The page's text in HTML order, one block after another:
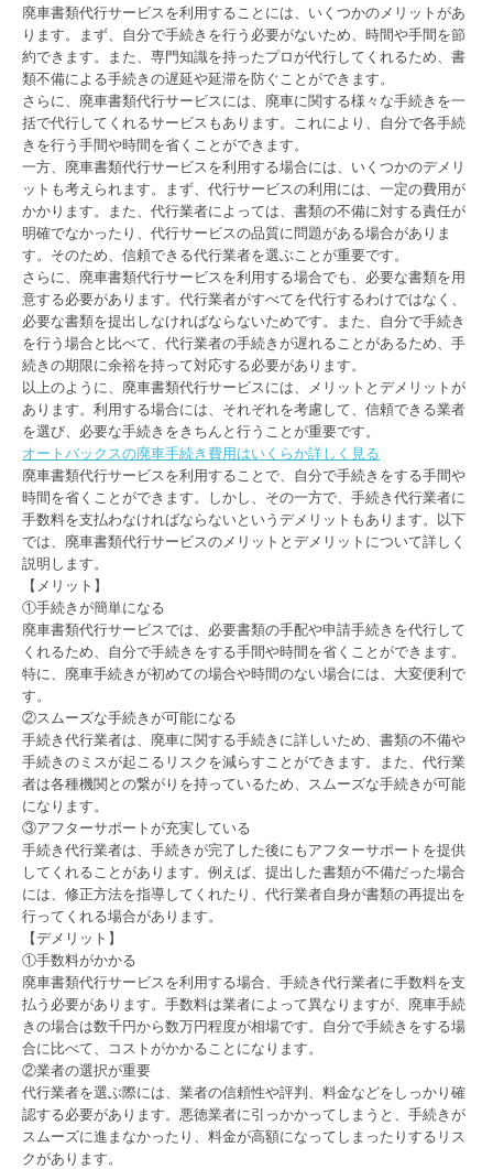
廃車書類代行サービスを利用することには、いくつかのメリットがあ
ります。まず、自分で手続きを行う必要がないため、時間や手間を節
約できます。また、専門知識を持ったプロが代行してくれるため、書
類不備による手続きの遅延や延滞を防ぐことができます。
さらに、廃車書類代行サービスには、廃車に関する様々な手続きを一
括で代行してくれるサービスもあります。これにより、自分で各手続
きを行う手間や時間を省くことができます。
一方、廃車書類代行サービスを利用する場合には、いくつかのデメリ
ットも考えられます。まず、代行サービスの利用には、一定の費用が
かかります。また、代行業者によっては、書類の不備に対する責任が
明確でなかったり、代行サービスの品質に問題がある場合がありま
す。そのため、信頼できる代行業者を選ぶことが重要です。
さらに、廃車書類代行サービスを利用する場合でも、必要な書類を用
意する必要があります。代行業者がすべてを代行するわけではなく、
必要な書類を提出しなければならないためです。また、自分で手続き
を行う場合と比べて、代行業者の手続きが遅れることがあるため、手
続きの期限に余裕を持って対応する必要があります。
以上のように、廃車書類代行サービスには、メリットとデメリットが
あります。利用する場合には、それぞれを考慮して、信頼できる業者
を選び、必要な手続きをきちんと行うことが重要です。
オートバックスの廃車手続き費用はいくらか詳しく見る
廃車書類代行サービスを利用することで、自分で手続きをする手間や
時間を省くことができます。しかし、その一方で、手続き代行業者に
手数料を支払わなければならないというデメリットもあります。以下
では、廃車書類代行サービスのメリットとデメリットについて詳しく
説明します。
【メリット】
①手続きが簡単になる
廃車書類代行サービスでは、必要書類の手配や申請手続きを代行して
くれるため、自分で手続きをする手間や時間を省くことができます。
特に、廃車手続きが初めての場合や時間のない場合には、大変便利で
す。
②スムーズな手続きが可能になる
手続き代行業者は、廃車に関する手続きに詳しいため、書類の不備や
手続きのミスが起こるリスクを減らすことができます。また、代行業
者は各種機関との繋がりを持っているため、スムーズな手続きが可能
になります。
③アフターサポートが充実している
手続き代行業者は、手続きが完了した後にもアフターサポートを提供
してくれることがあります。例えば、提出した書類が不備だった場合
には、修正方法を指導してくれたり、代行業者自身が書類の再提出を
行ってくれる場合があります。
【デメリット】
①手数料がかかる
廃車書類代行サービスを利用する場合、手続き代行業者に手数料を支
払う必要があります。手数料は業者によって異なりますが、廃車手続
きの場合は数千円から数万円程度が相場です。自分で手続きをする場
合に比べて、コストがかかることになります。
②業者の選択が重要
代行業者を選ぶ際には、業者の信頼性や評判、料金などをしっかり確
認する必要があります。悪徳業者に引っかかってしまうと、手続きが
スムーズに進まなかったり、料金が高額になってしまったりするリス
クがあります。